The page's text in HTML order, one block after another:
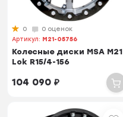
0
0 оценок
Артикул: M21-05756
Колесные диски MSA M21
Lok R15/4-156
104 090₽